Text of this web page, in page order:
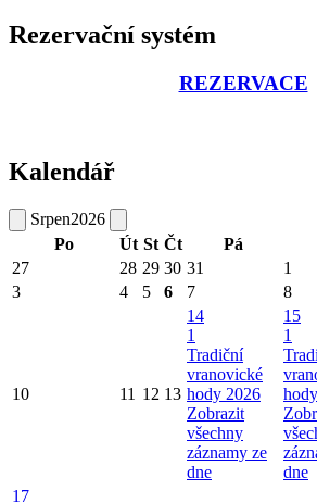
Rezervační systém
REZERVACE
Kalendář
Srpen2026
Po
Út St Čt Pá
27
28 29 30 31 1
3
4 5 6 7 8
10 11 12 13
14
1
Tradiční
vranovické
hody 2026
Zobrazit
všechny
záznamy ze
dne
15
1
dne
17